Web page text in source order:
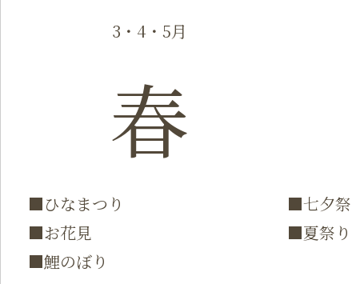
3・4・5月
春
■ひなまつり
■お花見
■鯉のぼり
■七夕祭
■夏祭り